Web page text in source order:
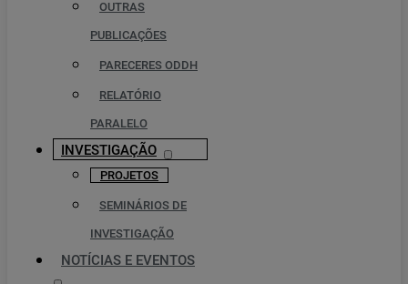
OUTRAS
PUBLICAÇÕES
PARECERES ODDH
RELATÓRIO
PARALELO
INVESTIGAÇÃO
PROJETOS
SEMINÁRIOS DE
INVESTIGAÇÃO
NOTÍCIAS E EVENTOS